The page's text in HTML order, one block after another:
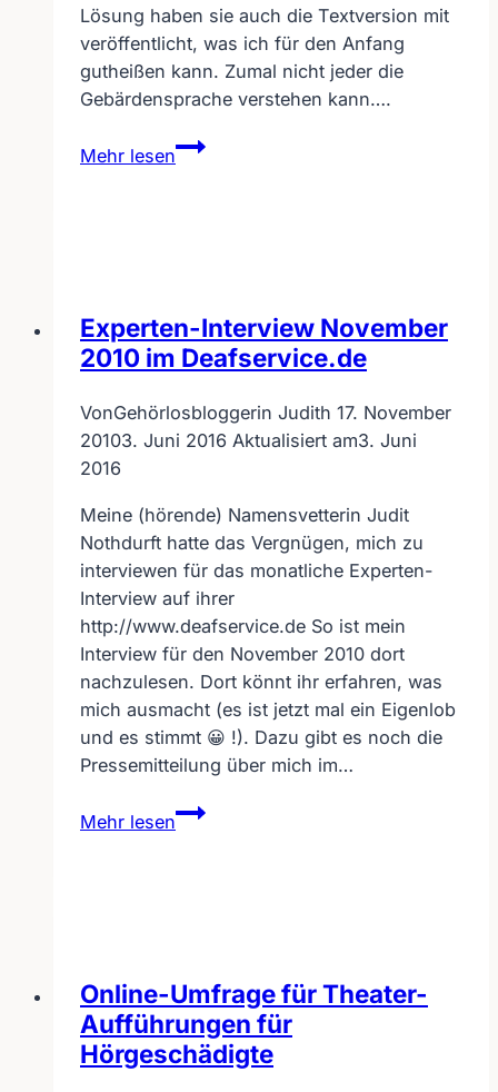
Lösung haben sie auch die Textversion mit
veröffentlicht, was ich für den Anfang
gutheißen kann. Zumal nicht jeder die
Gebärdensprache verstehen kann….
Mehr lesen
Bundesministerium
für
Experten-Interview November
2010 im Deafservice.de
VonGehörlosbloggerin Judith 17. November
20103. Juni 2016 Aktualisiert am3. Juni
2016
Meine (hörende) Namensvetterin Judit
Nothdurft hatte das Vergnügen, mich zu
interviewen für das monatliche Experten-
Interview auf ihrer
http://www.deafservice.de So ist mein
Interview für den November 2010 dort
nachzulesen. Dort könnt ihr erfahren, was
mich ausmacht (es ist jetzt mal ein Eigenlob
und es stimmt 😀 !). Dazu gibt es noch die
Pressemitteilung über mich im…
Mehr lesen
Experten-
Interview
Online-Umfrage für Theater-
Aufführungen für
Hörgeschädigte